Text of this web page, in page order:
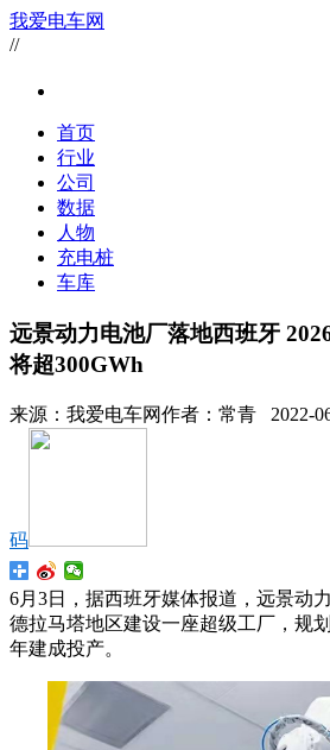
我爱电车网
//
首页
行业
公司
数据
人物
充电桩
车库
远景动力电池厂落地西班牙
将超300GWh
来源： 我爱电车网作者： 常青 2022-
码
6月3日，据西班牙媒体报道，远景动
德拉马塔地区建设一座超级工厂，规
年建成投产。